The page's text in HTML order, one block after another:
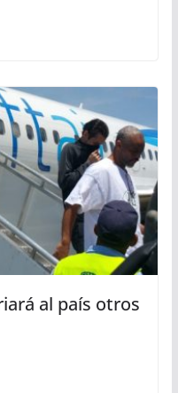
al país otros